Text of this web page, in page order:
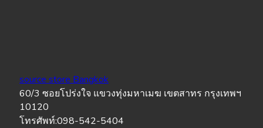
source store Bangkok
60/3 ซอยโปร่งใจ แขวงทุ่งมหาเมฆ เขตสาทร กรุงเทพฯ
10120
โทรศัพท์:098-542-5404